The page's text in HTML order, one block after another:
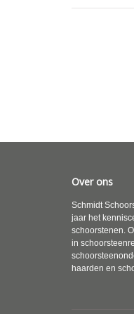
Over ons
Schmidt
jaar het
schoorstenen.
in
haarden en